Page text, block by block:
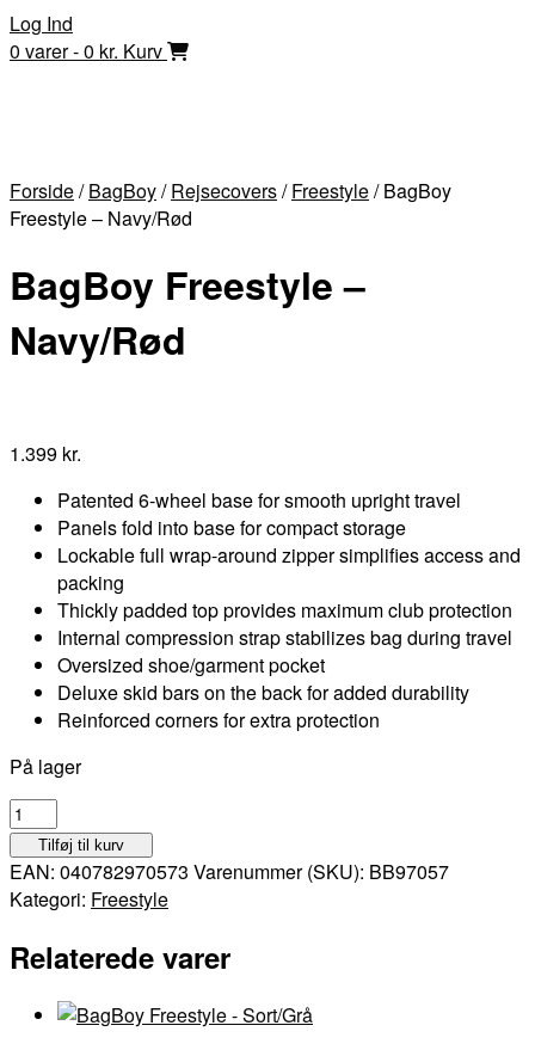
Skip
to
Log Ind
0 varer - 0 kr. Kurv
Forside/BagBoy/Rejsecovers/Freestyle/ BagBoy
Freestyle – Navy/Rød
BagBoy Freestyle –
Navy/Rød
1.399 kr.
Patented 6-wheel base for smooth upright travel
Panels fold into base for compact storage
Lockable full wrap-around zipper simplifies access and
packing
Thickly padded top provides maximum club protection
Internal compression strap stabilizes bag during travel
Oversized shoe/garment pocket
Deluxe skid bars on the back for added durability
Reinforced corners for extra protection
På lager
BagBoy
Freestyle
-
Navy/Rød
Tilføj til kurv
EAN: 040782970573 Varenummer (SKU): BB97057
Kategori: Freestyle
Relaterede varer